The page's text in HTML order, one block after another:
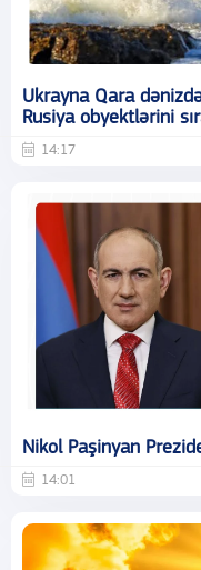
Ukrayna Qara
Rusiya obyektlərini
14:17
Nikol Paşinyan
14:01